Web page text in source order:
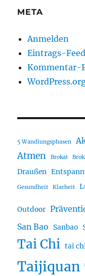
META
Anmelden
Eintrags-Feed
Kommentar-
5 Wandlungsphasen
Atmen Brokat
Draußen
Gesundheit Klarheit
Outdoor
San Bao Sanbao
Tai Chi tai
Taijiquan